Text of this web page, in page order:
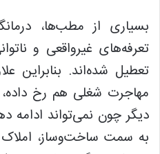
بسیاری از مطب‌ها،
تعرفه‌های غیرواقعی و
تعطیل شده‌اند. بنابراین
مهاجرت شغلی هم رخ
دیگر چون نمی‌تواند ادامه
به سمت ساخت‌وساز، املاک